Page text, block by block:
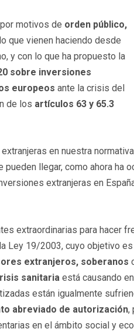
motivos de orden público,
que vienen haciendo desde
y con lo que ha propuesto la
sobre inversiones
europeos ante la crisis del
de los artículos 63 y 65.3
en nuestra
llegar, como ahora ha
extranjeras en
extraordinarias para hacer
Ley 19/2003, cuyo objetivo
extranjeros, soberanos
sanitaria está causando
están igualmente
abreviado de autorización,
en el ámbito social y